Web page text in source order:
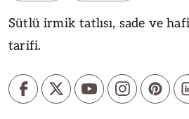
Sütlü irmik tatlısı, sade ve
tarifi.